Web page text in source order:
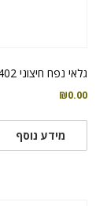
גלאי נפח חיצוני VX 402
₪0.00
מידע נוסף